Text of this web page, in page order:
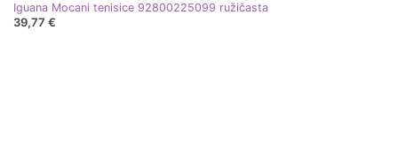
Iguana Mocani tenisice 92800225099 ružičasta
39,77 €